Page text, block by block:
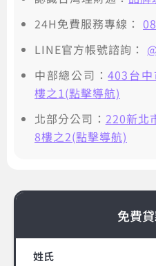
24H免費服務專線：
LINE官方帳號諮詢：
中部總公司：403台
樓之1(點擊導航)
北部分公司： 220新北
8樓之2(點擊導航)
免費
姓氏